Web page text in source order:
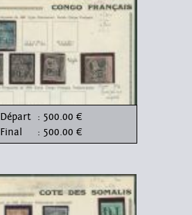
Départ : 500.00 €
Final
: 500.00 €